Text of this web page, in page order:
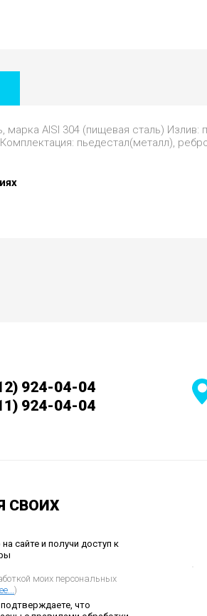
AISI 304 (пищевая сталь) Излив:
пьедестал(металл),
924-04-04
924-04-04
СВОИХ
сайте и получи доступ к
моих персональных
)
что